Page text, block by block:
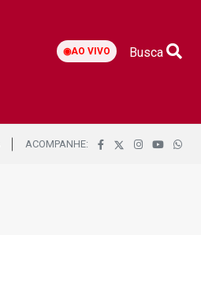
◉AO VIVO Busca
ACOMPANHE: